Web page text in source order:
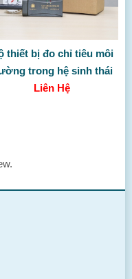
thiết bị đo chỉ tiêu môi
trong hệ sinh thái
Liên Hệ